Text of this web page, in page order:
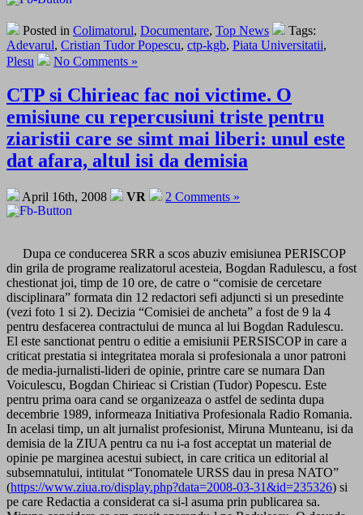
Posted in Colimatorul, Documentare, Top News
Tags:
Adevarul, Cristian Tudor Popescu, ctp-kgb, Piata Universitatii,
Plesu
No Comments »
CTP si Chirieac fac noi victime. O
emisiune cu repercusiuni triste pentru
ziaristii care se simt mai liberi: unul este
dat afara, altul isi da demisia
April 16th, 2008 VR 2 Comments »
Dupa ce conducerea SRR a scos abuziv emisiunea PERISCOP
din grila de programe realizatorul acesteia, Bogdan Radulescu, a fost
chestionat joi, timp de 10 ore, de catre o “comisie de cercetare
disciplinara” formata din 12 redactori sefi adjuncti si un presedinte
(vezi foto 1 si 2). Decizia “Comisiei de ancheta” a fost de 9 la 4
pentru desfacerea contractului de munca al lui Bogdan Radulescu.
El este sanctionat pentru o editie a emisiunii PERSISCOP in care a
criticat prestatia si integritatea morala si profesionala a unor patroni
de media-jurnalisti-lideri de opinie, printre care se numara Dan
Voiculescu, Bogdan Chirieac si Cristian (Tudor) Popescu. Este
pentru prima oara cand se organizeaza o astfel de sedinta dupa
decembrie 1989, informeaza Initiativa Profesionala Radio Romania.
In acelasi timp, un alt jurnalist profesionist, Miruna Munteanu, isi da
demisia de la ZIUA pentru ca nu i-a fost acceptat un material de
opinie pe marginea acestui subiect, in care critica un editorial al
subsemnatului, intitulat “Tonomatele URSS dau in presa NATO”
(https://www.ziua.ro/display.php?data=2008-03-31&id=235326) si
pe care Redactia a considerat ca si-l asuma prin publicarea sa.